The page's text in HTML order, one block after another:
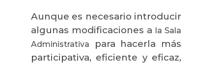
Aunque es necesario introducir
algunas modificaciones a la Sala
Administrativa
para hacerla más
participativa, eficiente y eficaz,